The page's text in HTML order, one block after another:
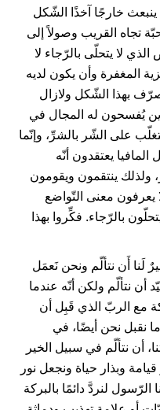
خارجًا آخذًا الشّكل
تجاه القريب وصولاً إلى
لا يتحلّى بالرّجاء لا
المغفرة وأن يكون لديه
بهذا الشّكل ولازال
يُفسحون له المجال في
على الشّر بالشرِّ، وإنّما
يعتقدون أنّه
ولذلك ينتقمون ويقومون
يعرفون معنى التّواضع
بالرّجاء. فكِّروا بهذا
لَنا أَن نتألّم ونحن نَعمَل
من الجيّد أن نتألّم ولكن أنّه عندما
مع الربّ الذي قَبِل أن
نقبل نحن أيضًا، في
أن نتألّم في سبيل الخير
وبذار حياة ونجعل نور
لنردَّ دائمًا بالبركة